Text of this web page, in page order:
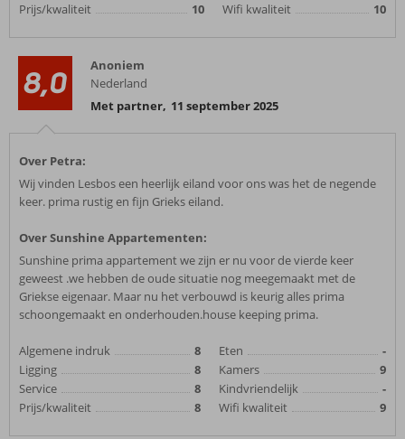
Prijs/kwaliteit
10
Wifi kwaliteit
10
8,0
Anoniem
Nederland
Met partner, 11 september 2025
Over Petra:
Wij vinden Lesbos een heerlijk eiland voor ons was het de negende
keer. prima rustig en fijn Grieks eiland.
Over Sunshine Appartementen:
Sunshine prima appartement we zijn er nu voor de vierde keer
geweest .we hebben de oude situatie nog meegemaakt met de
Griekse eigenaar. Maar nu het verbouwd is keurig alles prima
schoongemaakt en onderhouden.house keeping prima.
Algemene indruk
8
Ligging
8
Service
8
Prijs/kwaliteit
8
Eten
-
Kamers
9
Kindvriendelijk
-
Wifi kwaliteit
9